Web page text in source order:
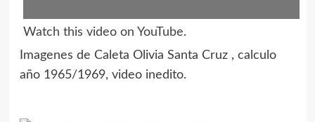
Watch this video on YouTube.
Imagenes de Caleta Olivia Santa Cruz , calculo
año 1965/1969, video inedito.